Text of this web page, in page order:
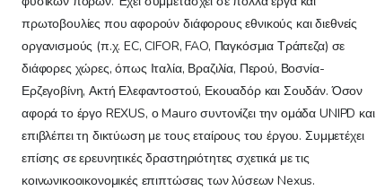
πρωτοβουλίες που αφορούν διάφορους εθνικούς και διεθνείς
οργανισμούς (π.χ. EC, CIFOR, FAO, Παγκόσμια Τράπεζα) σε
διάφορες χώρες, όπως Ιταλία, Βραζιλία, Περού, Βοσνία-
Ερζεγοβίνη, Ακτή Ελεφαντοστού, Εκουαδόρ και Σουδάν. Όσον
αφορά το έργο REXUS, ο Mauro συντονίζει την ομάδα UNIPD και
επιβλέπει τη δικτύωση με τους εταίρους του έργου. Συμμετέχει
επίσης σε ερευνητικές δραστηριότητες σχετικά με τις
κοινωνικοοικονομικές επιπτώσεις των λύσεων Nexus.